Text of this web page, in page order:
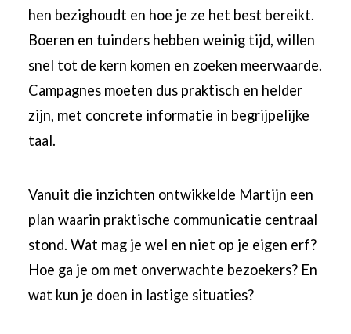
hen bezighoudt en hoe je ze het best bereikt.
Boeren en tuinders hebben weinig tijd, willen
snel tot de kern komen en zoeken meerwaarde.
Campagnes moeten dus praktisch en helder
zijn, met concrete informatie in begrijpelijke
taal.
Vanuit die inzichten ontwikkelde Martijn een
plan waarin praktische communicatie centraal
stond. Wat mag je wel en niet op je eigen erf?
Hoe ga je om met onverwachte bezoekers? En
wat kun je doen in lastige situaties?